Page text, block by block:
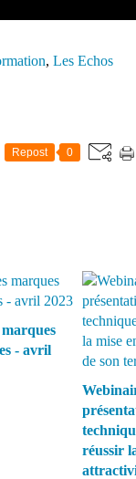
, Les Echos
Repost 0
- avril
réussir